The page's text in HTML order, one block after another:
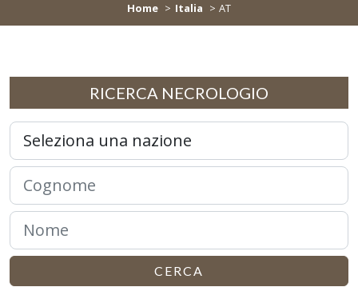
Home Italia AT
RICERCA NECROLOGIO
CERCA